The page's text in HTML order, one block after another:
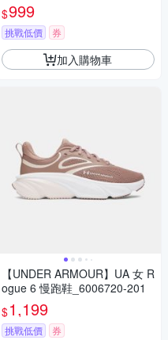
$999
挑戰低價 券
加入購物車
【UNDER ARMOUR】UA 女 R
ogue 6 慢跑鞋_6006720-201
$1,199
挑戰低價 券